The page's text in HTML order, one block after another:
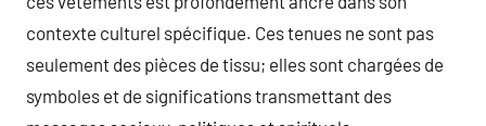
contexte culturel spécifique. Ces tenues ne sont pas
seulement des pièces de tissu; elles sont chargées de
symboles et de significations transmettant des